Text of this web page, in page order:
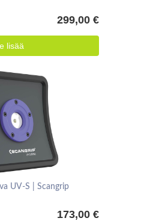
299,00 €
lisää
UV-S | Scangrip
173,00 €